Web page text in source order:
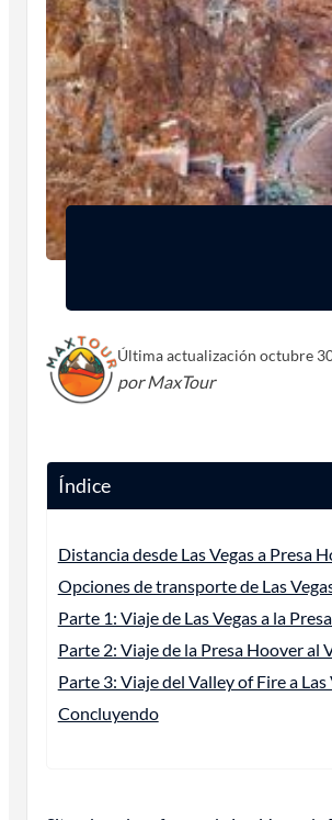
Última actualización octubre
por MaxTour
Índice
Distancia desde Las Vegas a Presa
Opciones de transporte de Las
Parte 1: Viaje de Las Vegas a la
Parte 2: Viaje de la Presa Hoover al
Parte 3: Viaje del Valley of Fire a Las
Concluyendo